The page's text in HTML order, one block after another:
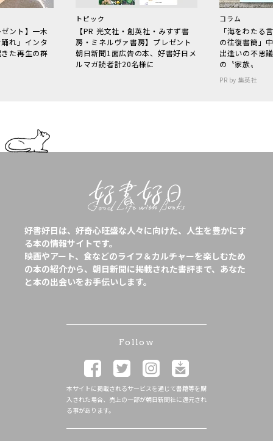
ント】一木
れ」インタ
た再生の群
トピック
【PR 光文社・創英社・みすず書
房・ミネルヴァ書房】プレゼント
朝日新聞1面広告の本、好書好日メ
ルマガ読者計20名様に
コラム
「海をわた
の往復書簡」
出逢いの不思
の〝家族〟
PR by 集英社
好書好日は、好奇心旺盛な人々に向けた、人生を豊かにす
る本の情報サイトです。
映画やアート、食などのライフ＆カルチャーを楽しむため
の本の紹介から、朝日新聞に掲載された書評まで、あなた
と本の出会いをお手伝いします。
Follow
本サイトに掲載されるサービスを通じて書籍等を購
入された場合、売上の一部が朝日新聞社に還元され
る事があります。